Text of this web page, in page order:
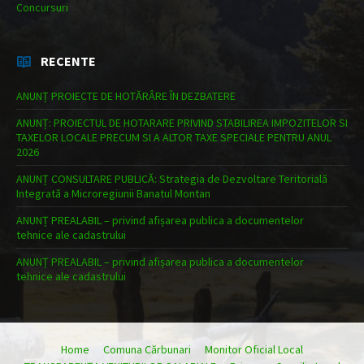
Concursuri
RECENTE
ANUNȚ PROIECTE DE HOTĂRÂRE ÎN DEZBATERE
ANUNȚ: PROIECTUL DE HOTARARE PRIVIND STABILIREA IMPOZITELOR SI
TAXELOR LOCALE PRECUM SI A ALTOR TAXE SPECIALE PENTRU ANUL
2026
ANUNȚ CONSULTARE PUBLICĂ: Strategia de Dezvoltare Teritorială
Integrată a Microregiunii Banatul Montan
ANUNȚ PREALABIL – privind afișarea publica a documentelor
tehnice ale cadastrului
ANUNȚ PREALABIL – privind afișarea publica a documentelor
tehnice ale cadastrului
Home Comuna Cărbunari
Monitor Oficial Local